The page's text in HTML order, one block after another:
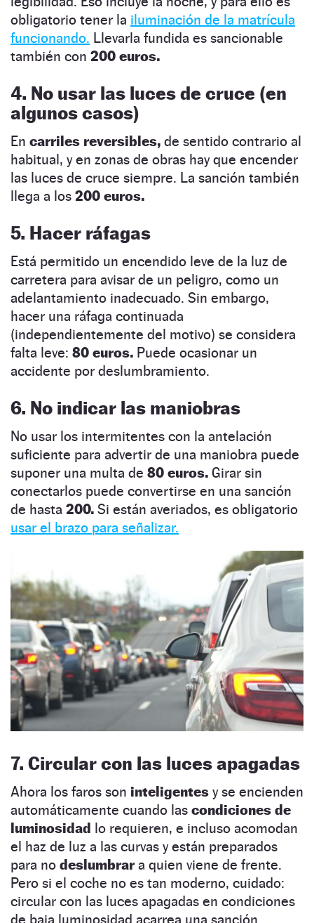
obligatorio tener la iluminación de la matrícula
funcionando. Llevarla fundida es sancionable
también con 200 euros.
4. No usar las luces de cruce (en
algunos casos)
En carriles reversibles, de sentido contrario al
habitual, y en zonas de obras hay que encender
las luces de cruce siempre. La sanción también
llega a los 200 euros.
5. Hacer ráfagas
Está permitido un encendido leve de la luz de
carretera para avisar de un peligro, como un
adelantamiento inadecuado. Sin embargo,
hacer una ráfaga continuada
(independientemente del motivo) se considera
falta leve: 80 euros. Puede ocasionar un
accidente por deslumbramiento.
6. No indicar las maniobras
No usar los intermitentes con la antelación
suficiente para advertir de una maniobra puede
suponer una multa de 80 euros. Girar sin
conectarlos puede convertirse en una sanción
de hasta 200. Si están averiados, es obligatorio
usar el brazo para señalizar.
7. Circular con las luces apagadas
Ahora los faros son inteligentes y se encienden
automáticamente cuando las condiciones de
luminosidad lo requieren, e incluso acomodan
el haz de luz a las curvas y están preparados
para no deslumbrara quien viene de frente.
Pero si el coche no es tan moderno, cuidado:
circular con las luces apagadas en condiciones